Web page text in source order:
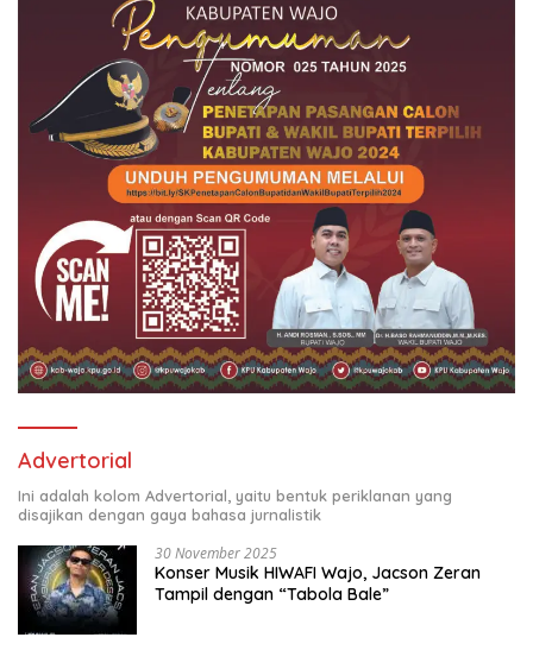
Advertorial
Ini adalah kolom Advertorial, yaitu bentuk periklanan yang
disajikan dengan gaya bahasa jurnalistik
30 November 2025
Konser Musik HIWAFI Wajo, Jacson Zeran
Tampil dengan “Tabola Bale”